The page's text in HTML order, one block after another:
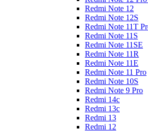
Redmi Note 12
Redmi Note 12S
Redmi Note 11T
Redmi Note 11S
Redmi Note 11SE
Redmi Note 11R
Redmi Note 11E
Redmi Note 11 Pro
Redmi Note 10S
Redmi Note 9 Pro
Redmi 14c
Redmi 13c
Redmi 13
Redmi 12